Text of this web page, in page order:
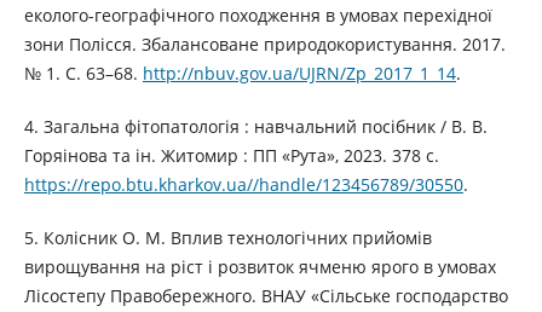
еколого-географічного походження в умовах перехідної
зони Полісся. Збалансоване природокористування. 2017.
№ 1. С. 63–68. http://nbuv.gov.ua/UJRN/Zp_2017_1_14.
4. Загальна фітопатологія : навчальний посібник / В. В.
Горяінова та ін. Житомир : ПП «Рута», 2023. 378 с.
https://repo.btu.kharkov.ua//handle/123456789/30550.
5. Колісник О. М. Вплив технологічних прийомів
вирощування на ріст і розвиток ячменю ярого в умовах
Лісостепу Правобережного. ВНАУ «Сільське господарство